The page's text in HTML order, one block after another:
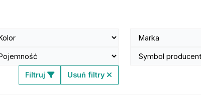
Filtruj Usuń filtry